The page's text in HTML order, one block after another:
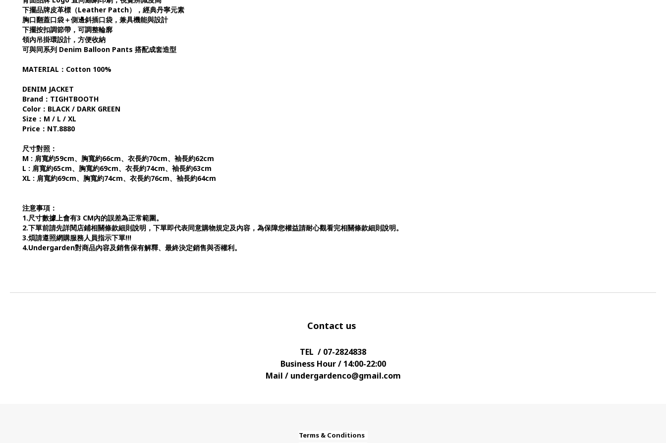
下擺品牌皮革標（Leather Patch），經典丹寧元素
胸口翻蓋口袋＋側邊斜插口袋，兼具機能與設計
下擺按扣調節帶，可調整輪廓
領內吊掛環設計，方便收納
可與同系列 Denim Balloon Pants 搭配成套造型
MATERIAL：Cotton 100%
DENIM JACKET
Brand：TIGHTBOOTH
Color：BLACK / DARK GREEN
Size：M / L / XL
Price：NT.8880
尺寸對照：
M : 肩寬約59cm、胸寬約66cm、衣長約70cm、袖長約62cm
L : 肩寬約65cm、胸寬約69cm、衣長約74cm、袖長約63cm
XL : 肩寬約69cm、胸寬約74cm、衣長約76cm、袖長約64cm
注意事項：
1.尺寸數據上會有3 CM內的誤差為正常範圍。
2.下單前請先詳閱店鋪相關條款細則說明，下單即代表同意購物規定及內容，為保障您權益請耐心觀看完相關條款細則說明。
3.煩請遵照網購服務人員指示下單!!!
4.Undergarden對商品內容及銷售保有解釋、最終決定銷售與否權利。
Contact us
TEL / 07-2824838
Business Hour / 14:00-22:00
Mail / undergardenco@gmail.com
Terms & Conditions